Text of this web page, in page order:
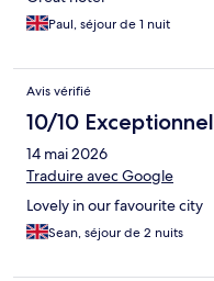
Paul, séjour de 1 nuit
Avis vérifié
10/10 Exceptionnel
14 mai 2026
Traduire avec Google
Lovely in our favourite city
Sean, séjour de 2 nuits